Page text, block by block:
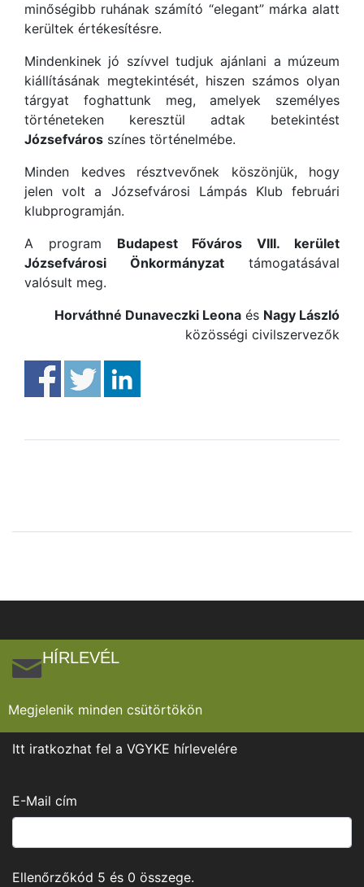
minőségibb ruhának számító “elegant” márka alatt
kerültek értékesítésre.
Mindenkinek jó szívvel tudjuk ajánlani a múzeum
kiállításának megtekintését, hiszen számos olyan
tárgyat foghattunk meg, amelyek személyes
történeteken keresztül adtak betekintést
Józsefváros színes történelmébe.
Minden kedves résztvevőnek köszönjük, hogy
jelen volt a Józsefvárosi Lámpás Klub februári
klubprogramján.
A program Budapest Főváros VIII. kerület
Józsefvárosi Önkormányzat támogatásával
valósult meg.
Horváthné Dunaveczki Leona és Nagy László
közösségi civilszervezők
HÍRLEVÉL
Megjelenik minden csütörtökön
Itt iratkozhat fel a VGYKE hírlevelére
E-Mail cím
Ellenőrzőkód 5 és 0 összege.